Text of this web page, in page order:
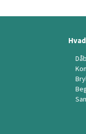
Dåb